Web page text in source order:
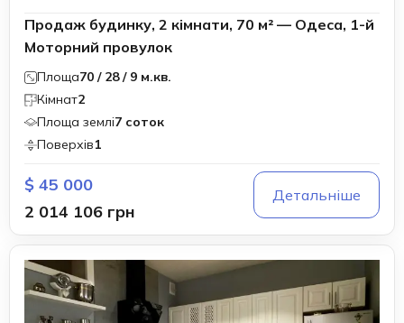
Продаж будинку, 2 кімнати, 70 м² — Одеса, 1-й
Моторний провулок
Площа70 / 28 / 9 м.кв.
Кімнат2
Площа землі7 соток
Поверхів1
$ 45 000
2 014 106 грн
Детальніше